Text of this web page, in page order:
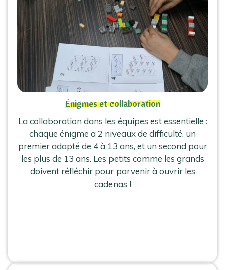
Énigmes et collaboration
La collaboration dans les équipes est essentielle :
chaque énigme a 2 niveaux de difficulté, un
premier adapté de 4 à 13 ans, et un second pour
les plus de 13 ans. Les petits comme les grands
doivent réfléchir pour parvenir à ouvrir les
cadenas !